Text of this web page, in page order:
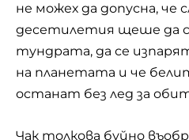
не можех да допусна, че
десетилетия щеше да
тундрата, да се
на планетата и че
останат без лед за
Чак толкова буйно